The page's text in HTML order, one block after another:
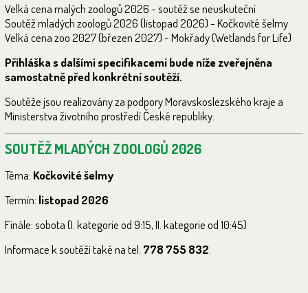
Velká cena malých zoologů 2026 - soutěž se neuskuteční
Soutěž mladých zoologů 2026 (listopad 2026) - Kočkovité šelmy
Velká cena zoo 2027 (březen 2027) - Mokřady (Wetlands for Life)
Přihláška s dalšími specifikacemi bude níže zveřejněna
samostatně před konkrétní soutěží.
Soutěže jsou realizovány za podpory Moravskoslezského kraje a
Ministerstva životního prostředí České republiky.
SOUTĚŽ MLADÝCH ZOOLOGŮ 2026
Téma: Kočkovité šelmy
Termín: listopad 2026
Finále: sobota (I. kategorie od 9:15, II. kategorie od 10:45)
Informace k soutěži také na tel. 778 755 832